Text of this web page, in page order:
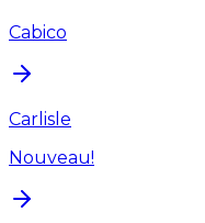
Cabico
Carlisle
Nouveau!